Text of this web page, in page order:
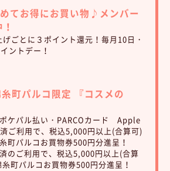
てお得にお買い物♪ メンバー
ごとに３ポイント還元！毎月10日・
ントデー！
町パルコ限定 『コスメの
ケパル払い・PARCOカード Apple
ご利用で、税込5,000円以上(合算可)
町パルコお買物券500円分進呈！
のご利用で、税込5,000円以上(合算
町パルコお買物券500円分進呈！